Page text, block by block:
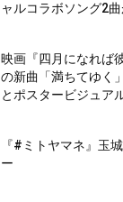
ャルコラボソング2
映画『四月になれば
の新曲「満ちてゆく
とポスタービジュア
『#ミトヤマネ』玉
ー